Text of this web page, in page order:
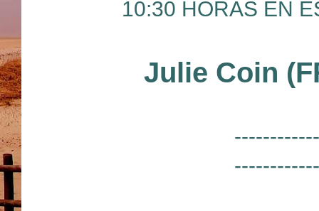
10:30 HORAS EN
Julie Coin